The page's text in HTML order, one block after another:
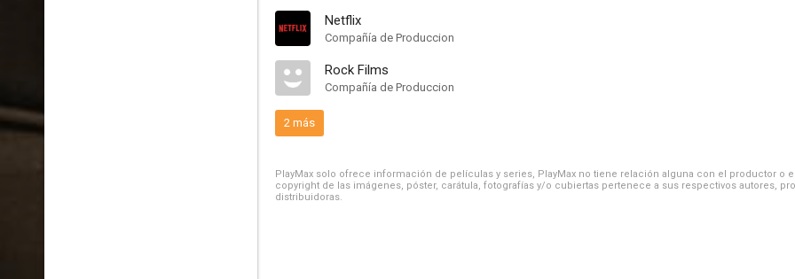
Netflix
Compañía de Produccion
Rock Films
Compañía de Produccion
2 más
PlayMax solo ofrece información de películas y series, PlayMax no tiene relación alguna con el productor o
copyright de las imágenes, póster, carátula, fotografías y/o cubiertas pertenece a sus respectivos autores,
distribuidoras.